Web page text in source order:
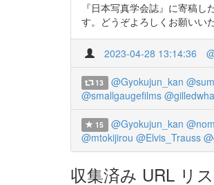
『日本写真学会誌』に寄稿
す。どうぞよろしくお願いい
2023-04-28 13:14:36
13 @Gyokujun_kan
@smallgaugefilms
15 @Gyokujun_kan
@mtokijirou @Elvis_Trauss
収集済み URL リ